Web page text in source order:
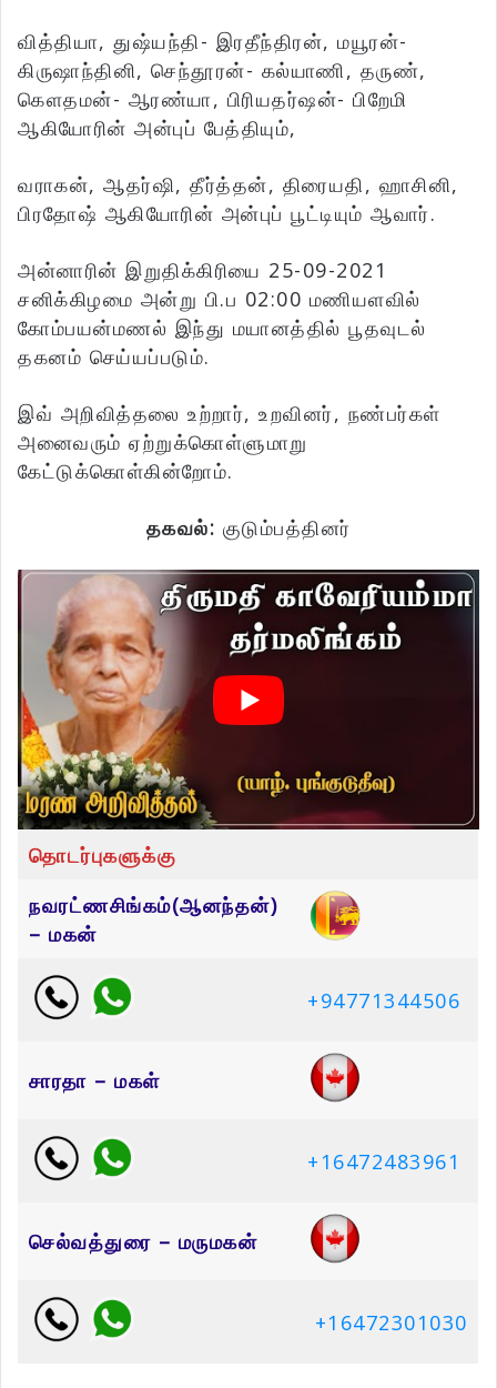
வித்தியா, துஷ்யந்தி- இரதீந்திரன், மயூரன்-
கிருஷாந்தினி, செந்தூரன்- கல்யாணி, தருண்,
கெளதமன்- ஆரண்யா, பிரியதர்ஷன்- பிறேமி
ஆகியோரின் அன்புப் பேத்தியும்,
வராகன், ஆதர்ஷி, தீர்த்தன், திரையதி, ஹாசினி,
பிரதோஷ் ஆகியோரின் அன்புப் பூட்டியும் ஆவார்.
அன்னாரின் இறுதிக்கிரியை 25-09-2021
சனிக்கிழமை அன்று பி.ப 02:00 மணியளவில்
கோம்பயன்மணல் இந்து மயானத்தில் பூதவுடல்
தகனம் செய்யப்படும்.
இவ் அறிவித்தலை உற்றார், உறவினர், நண்பர்கள்
அனைவரும் ஏற்றுக்கொள்ளுமாறு
கேட்டுக்கொள்கின்றோம்.
தகவல்: குடும்பத்தினர்
தொடர்புகளுக்கு
நவரட்ணசிங்கம்(ஆனந்தன்)
– மகன்
+94771344506
சாரதா – மகள்
+16472483961
செல்வத்துரை – மருமகன்
+16472301030